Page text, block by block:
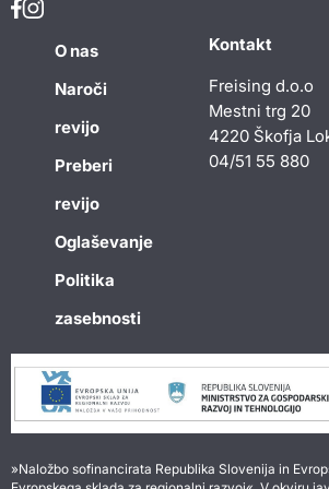
O nas
Naroči
revijo
Preberi
revijo
Oglaševanje
Politika
zasebnosti
Kontakt
Freising d.o.o
Mestni trg 20
4220 Škofja
04/51 55 880
»Naložbo sofinancirata Republika Slovenija in